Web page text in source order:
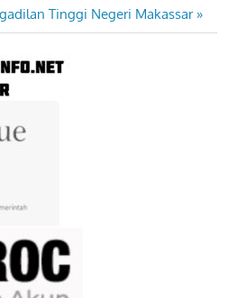
Tinggi Negeri Makassar